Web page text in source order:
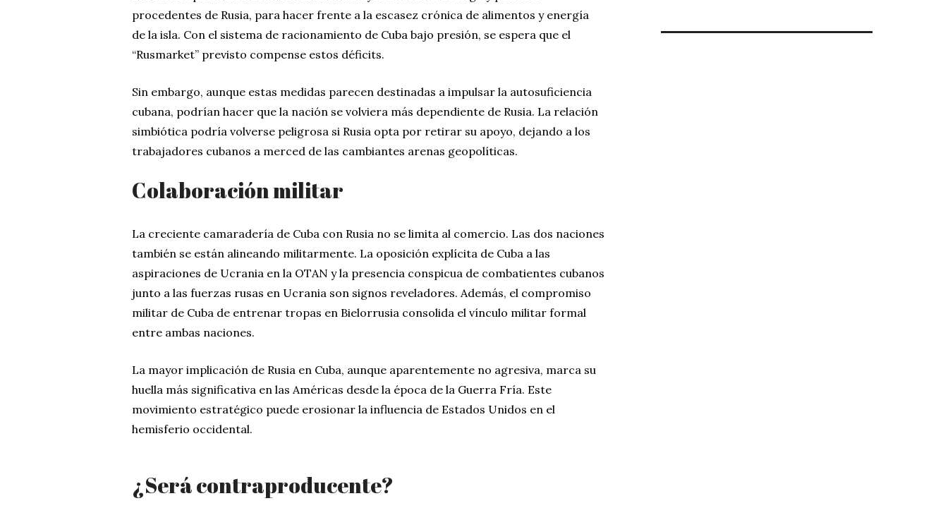
procedentes de Rusia, para hacer frente a la escasez crónica de alimentos y energía
de la isla. Con el sistema de racionamiento de Cuba bajo presión, se espera que el
“Rusmarket” previsto compense estos déficits.
Sin embargo, aunque estas medidas parecen destinadas a impulsar la autosuficiencia
cubana, podrían hacer que la nación se volviera más dependiente de Rusia. La relación
simbiótica podría volverse peligrosa si Rusia opta por retirar su apoyo, dejando a los
trabajadores cubanos a merced de las cambiantes arenas geopolíticas.
Colaboración militar
La creciente camaradería de Cuba con Rusia no se limita al comercio. Las dos naciones
también se están alineando militarmente. La oposición explícita de Cuba a las
aspiraciones de Ucrania en la OTAN y la presencia conspicua de combatientes cubanos
junto a las fuerzas rusas en Ucrania son signos reveladores. Además, el compromiso
militar de Cuba de entrenar tropas en Bielorrusia consolida el vínculo militar formal
entre ambas naciones.
La mayor implicación de Rusia en Cuba, aunque aparentemente no agresiva, marca su
huella más significativa en las Américas desde la época de la Guerra Fría. Este
movimiento estratégico puede erosionar la influencia de Estados Unidos en el
hemisferio occidental.
¿Será contraproducente?